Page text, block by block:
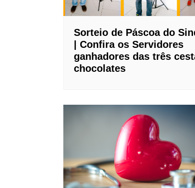
Sorteio de Páscoa do
| Confira os Servidores
ganhadores das três
chocolates